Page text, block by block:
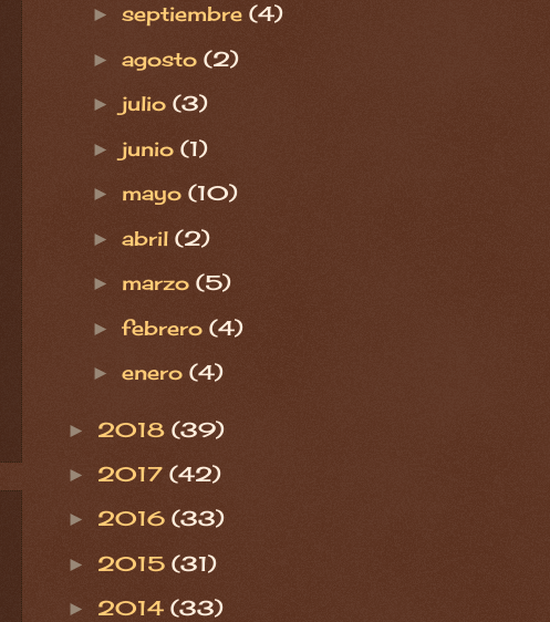
►septiembre(4)
►agosto(2)
► julio(3)
► junio(1)
► mayo(10)
►abril(2)
► marzo(5)
►febrero(4)
►enero(4)
► 2018 (39)
► 2017 (42)
► 2016 (33)
► 2015 (31)
► 2014 (33)